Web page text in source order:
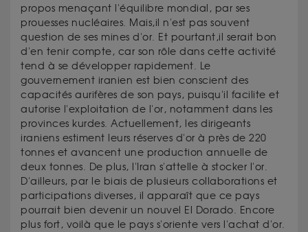
propos menaçant l'équilibre mondial, par ses
prouesses nucléaires. Mais,il n'est pas souvent
question de ses mines d'or. Et pourtant,il serait bon
d'en tenir compte, car son rôle dans cette activité
tend à se développer rapidement. Le
gouvernement iranien est bien conscient des
capacités aurifères de son pays, puisqu'il facilite et
autorise l'exploitation de l'or, notamment dans les
provinces kurdes. Actuellement, les dirigeants
iraniens estiment leurs réserves d'or à près de 220
tonnes et avancent une production annuelle de
deux tonnes. De plus, l'Iran s'attelle à stocker l'or.
D'ailleurs, par le biais de plusieurs collaborations et
participations diverses, il apparaît que ce pays
pourrait bien devenir un nouvel El Dorado. Encore
plus fort, voilà que le pays s'oriente vers l'achat d'or.